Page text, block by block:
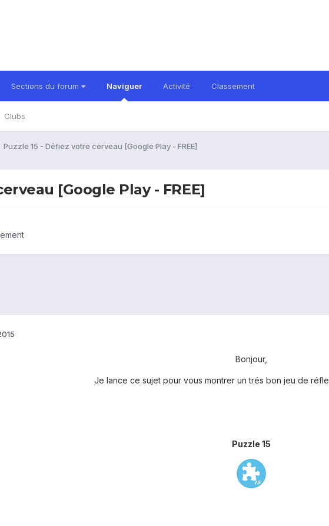
Sections du forum Naviguer
Clubs
Activité Classement
Puzzle 15 - Défiez votre cerveau [Google Play - FREE]
[Google Play - FREE]
Bonjour,
Je lance ce sujet pour vous montrer un trés bon jeu de
Puzzle 15